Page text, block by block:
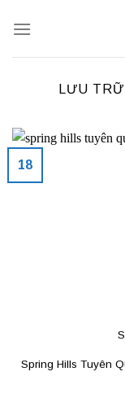
qua
LƯU
Spring Hills Tuyên
18